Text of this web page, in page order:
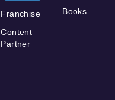
Franchise
Content
Partner
Books